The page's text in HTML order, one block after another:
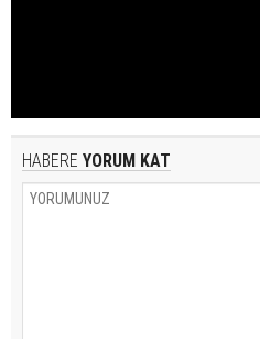
HABERE YORUM KAT